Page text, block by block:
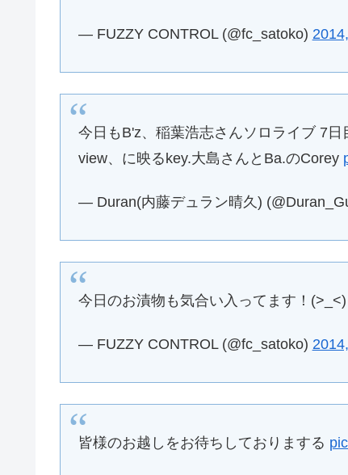
— FUZZY CONTROL (@fc_satoko)
今日もB'z、稲葉浩志さんソロライブ 7
view、に映るkey.大島さんとBa.のCorey
— Duran(内藤デュラン晴久)
今日のお漬物も気合い入ってます！(>_<)
— FUZZY CONTROL (@fc_satoko)
皆様のお越しをお待ちしておりまする